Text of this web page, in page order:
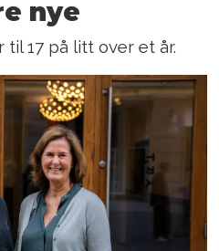
nye
17 på litt over et år.